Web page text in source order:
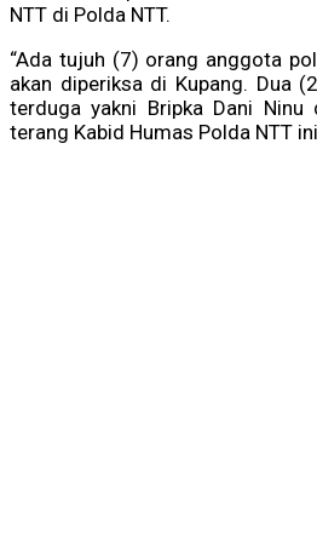
NTT di Polda NTT.
“Ada tujuh (7) orang anggota
akan diperiksa di Kupang. Dua
terduga yakni Bripka Dani Ninu
terang Kabid Humas Polda NTT